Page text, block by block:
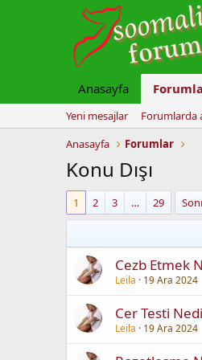
Anasayfa
Yeni mesajlar
Forumlarda
Anasayfa
Forumlar
Konu Dışı
1 2 3 … 29
Cezb Etmek
Leila 19 Ara 2024
Cer Testi
Leila 19 Ara 2024